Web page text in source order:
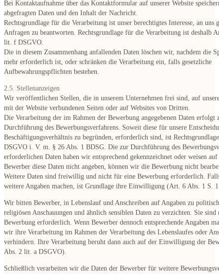
Bei Kontaktaufnahme über das Kontaktformular auf unserer Website
abgefragten Daten und den Inhalt der Nachricht.
Rechtsgrundlage für die Verarbeitung ist unser berechtigtes Interesse, an uns
Anfragen zu beantworten. Rechtsgrundlage für die Verarbeitung ist deshalb
lit. f DSGVO.
Die in diesem Zusammenhang anfallenden Daten löschen wir, nachdem die
mehr erforderlich ist, oder schränken die Verarbeitung ein, falls gesetzliche
Aufbewahrungspflichten bestehen.
2.5. Stellenanzeigen
Wir veröffentlichen Stellen, die in unserem Unternehmen frei sind, auf
mit der Website verbundenen Seiten oder auf Websites von Dritten.
Die Verarbeitung der im Rahmen der Bewerbung angegebenen Daten erfolgt
Durchführung des Bewerbungsverfahrens. Soweit diese für unsere
Beschäftigungsverhältnis zu begründen, erforderlich sind, ist
DSGVO i. V. m. § 26 Abs. 1 BDSG. Die zur Durchführung des
erforderlichen Daten haben wir entsprechend gekennzeichnet oder weisen
Bewerber diese Daten nicht angeben, können wir die Bewerbung nicht
Weitere Daten sind freiwillig und nicht für eine Bewerbung erforderlich.
weitere Angaben machen, ist Grundlage ihre Einwilligung (Art. 6 Abs. 1 S.
Wir bitten Bewerber, in Lebenslauf und Anschreiben auf Angaben zu
religiösen Anschauungen und ähnlich sensiblen Daten zu verzichten. Sie
Bewerbung erforderlich. Wenn Bewerber dennoch entsprechende Angaben
wir ihre Verarbeitung im Rahmen der Verarbeitung des Lebenslaufes oder
verhindern. Ihre Verarbeitung beruht dann auch auf der Einwilligung der
Abs. 2 lit. a DSGVO).
Schließlich verarbeiten wir die Daten der Bewerber für weitere